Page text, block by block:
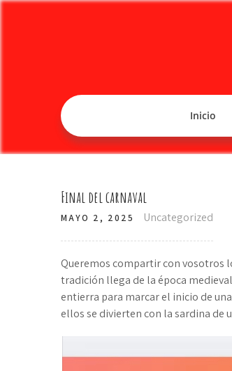
Inicio
Final del carnaval
MAYO 2, 2025 Uncategorized
Queremos compartir con vosotros
tradición llega de la época
entierra para marcar el inicio de
ellos se divierten con la sardina de